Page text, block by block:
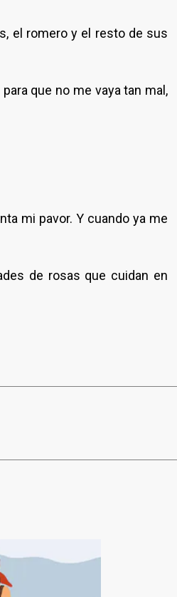
el romero y el resto de sus
que no me vaya tan mal,
mi pavor. Y cuando ya me
de rosas que cuidan en